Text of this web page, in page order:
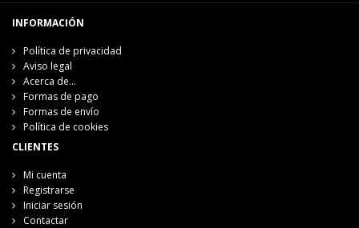
INFORMACIÓN
Política de privacidad
Aviso legal
Acerca de...
Formas de pago
Formas de envío
Política de cookies
CLIENTES
Mi cuenta
Registrarse
Iniciar sesión
Contactar